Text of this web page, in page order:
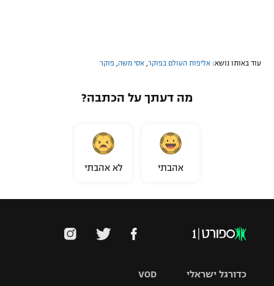
עוד באותו נושא: אליפות העולם בפוקר, אסי משה, פוקר
מה דעתך על הכתבה?
אהבתי לא אהבתי
VOD כדורגל ישראלי